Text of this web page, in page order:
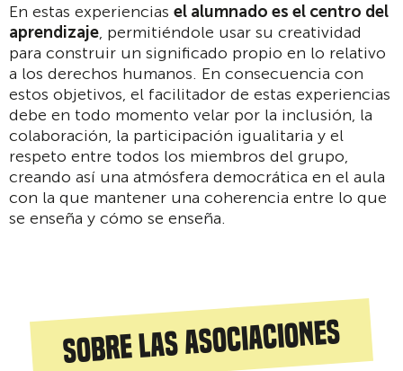
En estas experiencias el alumnado es el centro del
aprendizaje, permitiéndole usar su creatividad
para construir un significado propio en lo relativo
a los derechos humanos. En consecuencia con
estos objetivos, el facilitador de estas experiencias
debe en todo momento velar por la inclusión, la
colaboración, la participación igualitaria y el
respeto entre todos los miembros del grupo,
creando así una atmósfera democrática en el aula
con la que mantener una coherencia entre lo que
se enseña y cómo se enseña.
Sobre las asociaciones